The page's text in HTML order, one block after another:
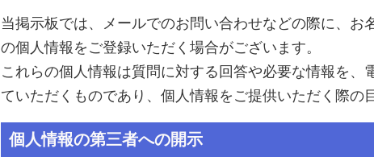
当掲示板では、メールでのお問い合わせなどの際に、
の個人情報をご登録いただく場合がございます。
これらの個人情報は質問に対する回答や必要な情報を
ていただくものであり、個人情報をご提供いただく際の
個人情報の第三者への開示